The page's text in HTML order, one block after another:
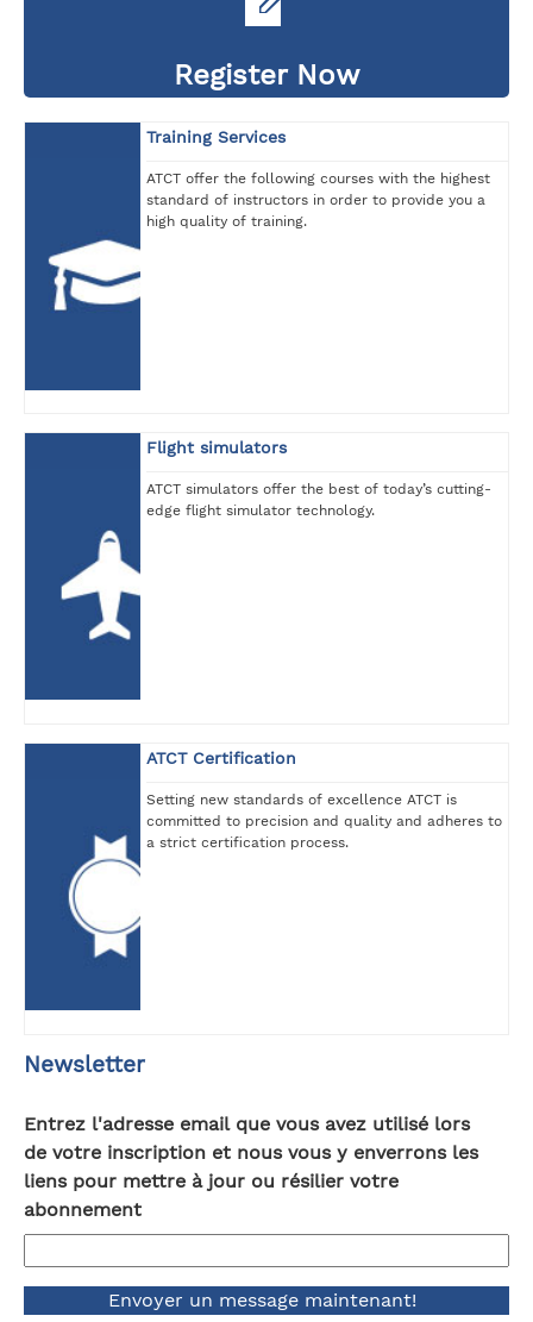
Register Now
Training Services
ATCT offer the following courses with the highest
standard of instructors in order to provide you a
high quality of training.
Flight simulators
ATCT simulators offer the best of today’s cutting-
edge flight simulator technology.
ATCT Certification
Setting new standards of excellence ATCT is
committed to precision and quality and adheres to
a strict certification process.
Newsletter
Entrez l'adresse email que vous avez utilisé lors
de votre inscription et nous vous y enverrons les
liens pour mettre à jour ou résilier votre
abonnement